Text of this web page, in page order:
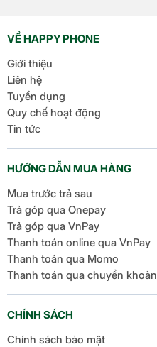
trung vào việc nâng cao
[…]
VỀ HAPPY PHONE
Giới thiệu
Liên hệ
Tuyển dụng
Quy chế hoạt động
Tin tức
HƯỚNG DẪN MUA HÀNG
Mua trước trả sau
Trả góp qua Onepay
Trả góp qua VnPay
Thanh toán online qua VnPay
Thanh toán qua Momo
Thanh toán qua chuyển khoản
CHÍNH SÁCH
Chính sách bảo mật